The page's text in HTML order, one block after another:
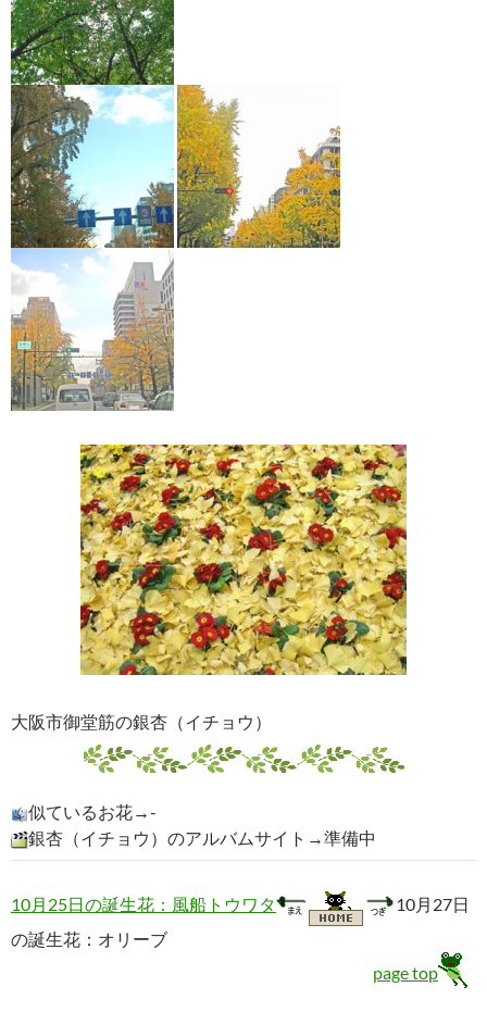
大阪市御堂筋の銀杏（イチョウ）
似ているお花→-
銀杏（イチョウ）のアルバムサイト→準備中
10月25日の誕生花：風船トウワタ
10月27日
の誕生花：オリーブ
page top